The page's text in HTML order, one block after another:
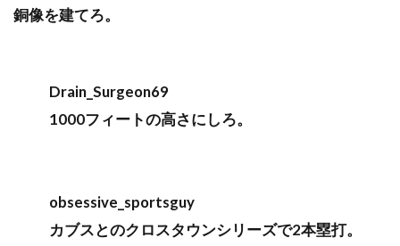
銅像を建てろ。
Drain_Surgeon69
1000フィートの高さにしろ。
obsessive_sportsguy
カブスとのクロスタウンシリーズで2本塁打。